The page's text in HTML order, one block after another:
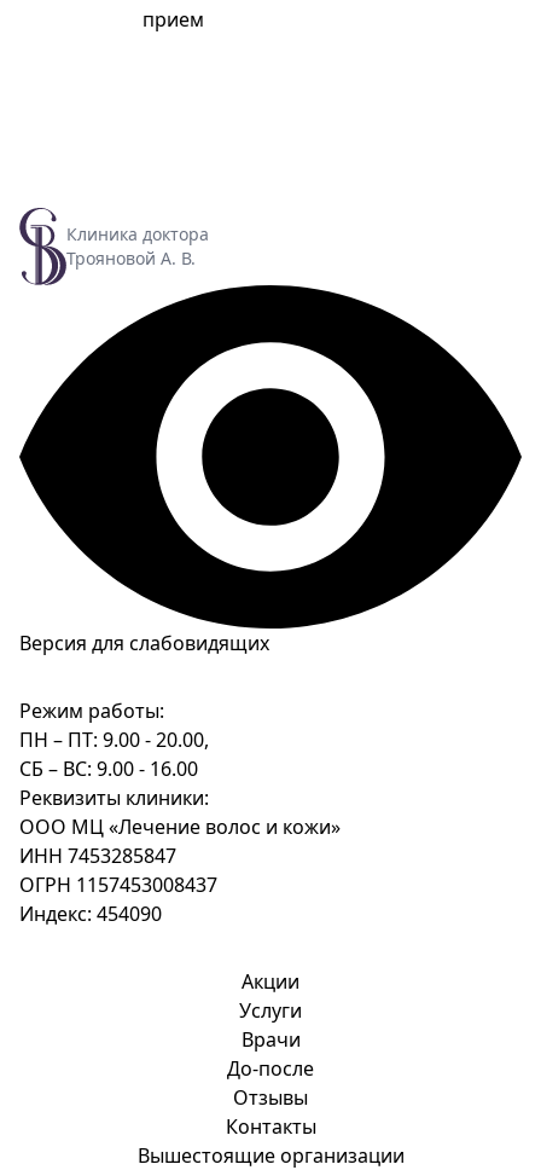
прием
Клиника доктора
Трояновой А. В.
Версия для слабовидящих
Режим работы:
ПН – ПТ: 9.00 - 20.00,
СБ – ВС: 9.00 - 16.00
Реквизиты клиники:
ООО МЦ «Лечение волос и кожи»
ИНН 7453285847
ОГРН 1157453008437
Индекс: 454090
Акции
Услуги
Врачи
До-после
Отзывы
Контакты
Вышестоящие организации